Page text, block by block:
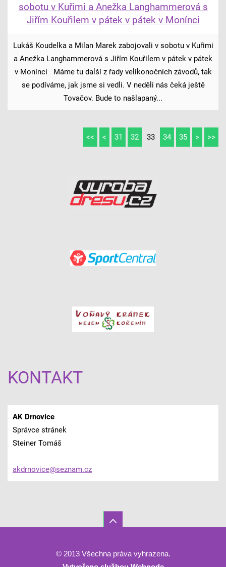
sobotu v Kuřimi a Anežka Langhammerová s
Jiřím Kouřilem v pátek v pátek v Monínci
Lukáš Koudelka a Milan Marek zabojovali v sobotu v Kuřimi
a Anežka Langhammerová s Jiřím Kouřilem v pátek v pátek
v Monínci Máme tu další z řady velikonočních závodů, tak
se podíváme, jak jsme si vedli. V neděli nás čeká ještě
Tovačov. Bude to našlapaný...
<< < 31 32 33 34 35 > >>
KONTAKT
AK Drnovice
Správce stránek
Steiner Tomáš
akdrnovice@seznam.cz
© 2013 Všechna práva vyhrazena.